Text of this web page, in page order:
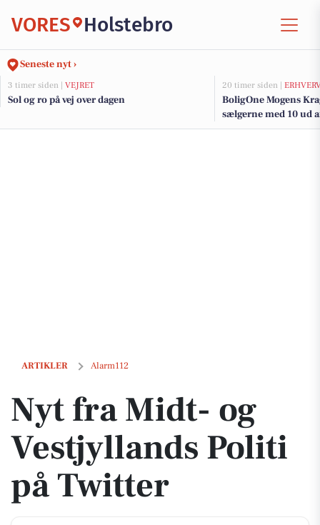
VORES Holstebro
Seneste nyt ›
3 timer siden | VEJRET
Sol og ro på vej over dagen
20 timer siden |
BoligOne Mogens
sælgerne med 10 ud
ARTIKLER Alarm112
Nyt fra Midt- og Vestjyllands Politi på Twitter
Nyt fra Midt- og
Vestjyllands Politi
på Twitter